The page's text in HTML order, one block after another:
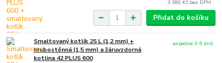
3 380 Kč bez DPH
Přidat do košíku
Smaltovaný kotlík 25 L (1,2 mm) +
hrubostěnná (1,5 mm) a žáruvzdorná
kotlina 42 PLUS 600
expedice 3-5 dnů